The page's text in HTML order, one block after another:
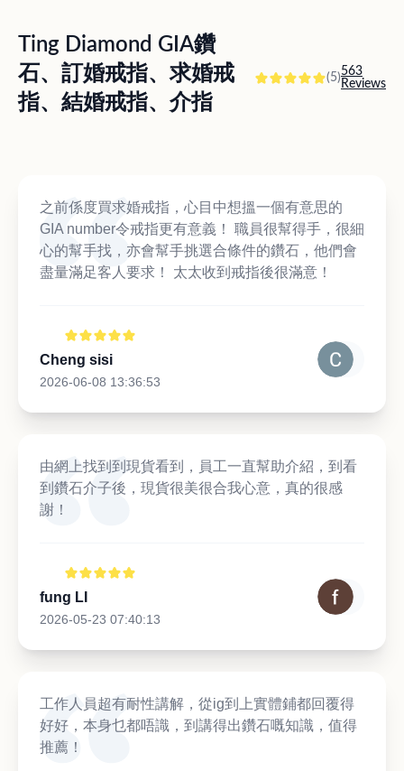
Ting Diamond GIA鑽
石、訂婚戒指、求婚戒
指、結婚戒指、介指
(5)563
Reviews
之前係度買求婚戒指，心目中想搵一個有意思的
GIA number令戒指更有意義！ 職員很幫得手，很細
心的幫手找，亦會幫手挑選合條件的鑽石，他們會
盡量滿足客人要求！ 太太收到戒指後很滿意！
Cheng sisi
2026-06-08 13:36:53
由網上找到到現貨看到，員工一直幫助介紹，到看
到鑽石介子後，現貨很美很合我心意，真的很感
謝！
fung LI
2026-05-23 07:40:13
工作人員超有耐性講解，從ig到上實體鋪都回覆得
好好，本身乜都唔識，到講得出鑽石嘅知識，值得
推薦！